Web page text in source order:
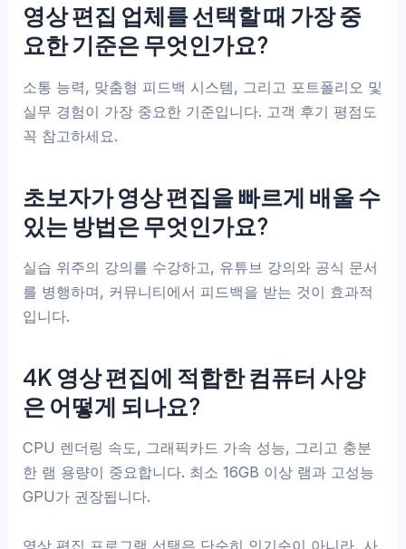
영상 편집 업체를 선택할 때 가장 중
요한 기준은 무엇인가요?
소통 능력, 맞춤형 피드백 시스템, 그리고 포트폴리오 및
실무 경험이 가장 중요한 기준입니다. 고객 후기 평점도
꼭 참고하세요.
초보자가 영상 편집을 빠르게 배울 수
있는 방법은 무엇인가요?
실습 위주의 강의를 수강하고, 유튜브 강의와 공식 문서
를 병행하며, 커뮤니티에서 피드백을 받는 것이 효과적
입니다.
4K 영상 편집에 적합한 컴퓨터 사양
은 어떻게 되나요?
CPU 렌더링 속도, 그래픽카드 가속 성능, 그리고 충분
한 램 용량이 중요합니다. 최소 16GB 이상 램과 고성능
GPU가 권장됩니다.
영상 편집 프로그램 선택은 단순히 인기순이 아니라, 사